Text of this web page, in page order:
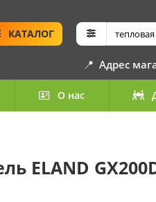
КАТАЛОГ
📍 Адрес
О нас
ELAND